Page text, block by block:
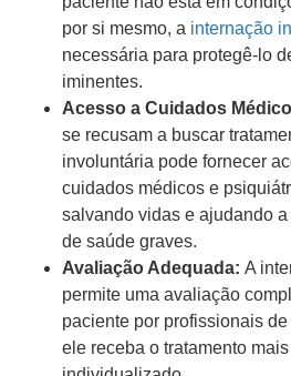
por si mesmo, a internação
necessária para protegê-lo
iminentes.
Acesso a Cuidados
se recusam a buscar
involuntária pode fornecer
cuidados médicos e
salvando vidas e ajudando
de saúde graves.
Avaliação Adequada: A
permite uma avaliação
paciente por profissionais
ele receba o tratamento